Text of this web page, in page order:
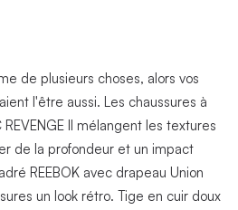
de plusieurs choses, alors vos
l'être aussi. Les chaussures à
II mélangent les textures
de la profondeur et un impact
REEBOK avec drapeau Union
un look rétro. Tige en cuir doux